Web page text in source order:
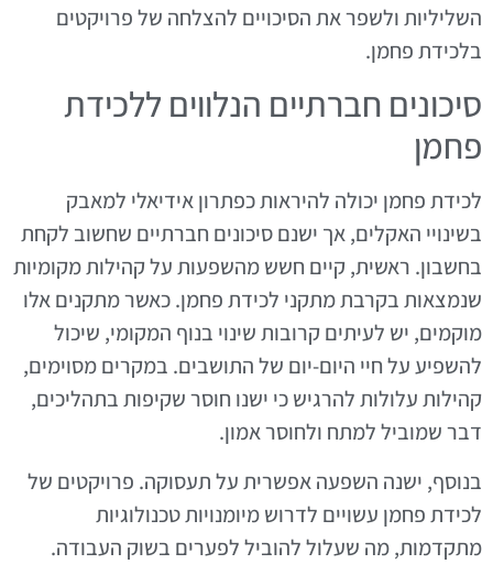
השליליות ולשפר את הסיכויים להצלחה של פרויקטים
בלכידת פחמן.
סיכונים חברתיים הנלווים ללכידת
פחמן
לכידת פחמן יכולה להיראות כפתרון אידיאלי למאבק
בשינויי האקלים, אך ישנם סיכונים חברתיים שחשוב לקחת
בחשבון. ראשית, קיים חשש מהשפעות על קהילות מקומיות
שנמצאות בקרבת מתקני לכידת פחמן. כאשר מתקנים אלו
מוקמים, יש לעיתים קרובות שינוי בנוף המקומי, שיכול
להשפיע על חיי היום-יום של התושבים. במקרים מסוימים,
קהילות עלולות להרגיש כי ישנו חוסר שקיפות בתהליכים,
דבר שמוביל למתח ולחוסר אמון.
בנוסף, ישנה השפעה אפשרית על תעסוקה. פרויקטים של
לכידת פחמן עשויים לדרוש מיומנויות טכנולוגיות
מתקדמות, מה שעלול להוביל לפערים בשוק העבודה.